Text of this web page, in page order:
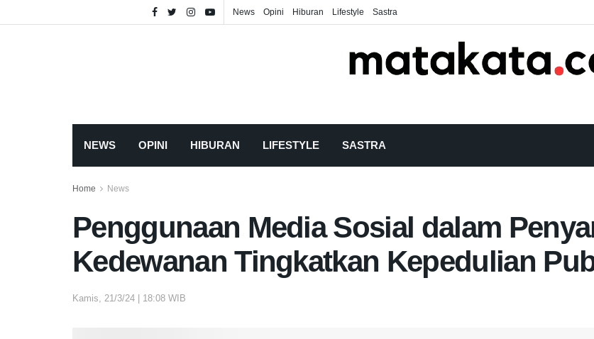
News Opini Hiburan Lifestyle Sastra
NEWS OPINI HIBURAN LIFESTYLE SASTRA
Home News
Penggunaan Media Sosial dalam
Kedewanan Tingkatkan Kepedulian
Kamis, 21/3/24 | 18:08 WIB